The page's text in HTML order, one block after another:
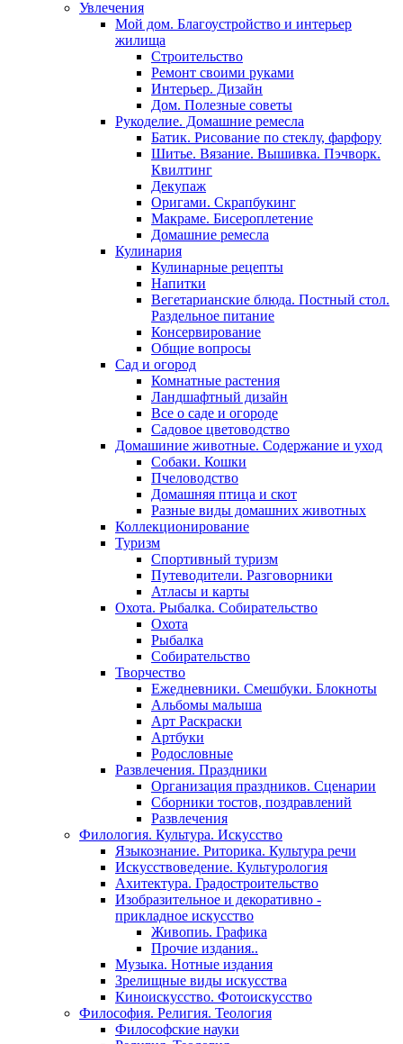
Увлечения
Мой дом. Благоустройство и интерьер
жилища
Строительство
Ремонт своими руками
Интерьер. Дизайн
Дом. Полезные советы
Рукоделие. Домашние ремесла
Батик. Рисование по стеклу, фарфору
Шитье. Вязание. Вышивка. Пэчворк.
Квилтинг
Декупаж
Оригами. Скрапбукинг
Макраме. Бисероплетение
Домашние ремесла
Кулинария
Кулинарные рецепты
Напитки
Вегетарианские блюда. Постный стол.
Раздельное питание
Консервирование
Общие вопросы
Сад и огород
Комнатные растения
Ландшафтный дизайн
Все о саде и огороде
Садовое цветоводство
Домашиние животные. Содержание и уход
Собаки. Кошки
Пчеловодство
Домашняя птица и скот
Разные виды домашних животных
Коллекционирование
Туризм
Спортивный туризм
Путеводители. Разговорники
Атласы и карты
Охота. Рыбалка. Собирательство
Охота
Рыбалка
Собирательство
Творчество
Ежедневники. Смешбуки. Блокноты
Альбомы малыша
Арт Раскраски
Артбуки
Родословные
Развлечения. Праздники
Организация праздников. Сценарии
Сборники тостов, поздравлений
Развлечения
Филология. Культура. Искусство
Языкознание. Риторика. Культура речи
Искусствоведение. Культурология
Ахитектура. Градостроительство
Изобразительное и декоративно -
прикладное искусство
Живопиь. Графика
Прочие издания..
Музыка. Нотные издания
Зрелищные виды искусства
Киноискусство. Фотоискусство
Философия. Религия. Теология
Философские науки